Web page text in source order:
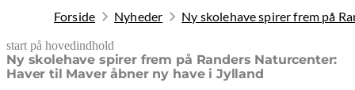
Forside Nyheder Ny skolehave spirer frem på
start på hovedindhold
Ny skolehave spirer frem på Randers Naturcenter:
Haver til Maver åbner ny have i Jylland
senest opdateret 19. februar 2026